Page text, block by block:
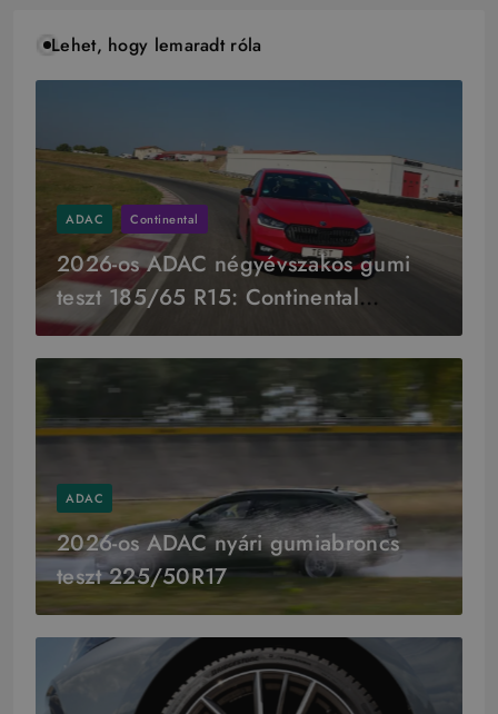
Lehet, hogy lemaradt róla
ADAC Continental
2026-os ADAC négyévszakos gumi
teszt 185/65 R15: Continental
győzelem
ADAC
2026-os ADAC nyári gumiabroncs
teszt 225/50R17